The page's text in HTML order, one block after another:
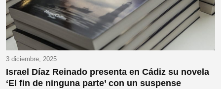
3 diciembre, 2025
Israel Díaz Reinado presenta en Cádiz su novela
‘El fin de ninguna parte’ con un suspense